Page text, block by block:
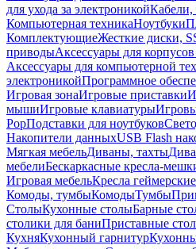
для ухода за электроникойКабели,
Компьютерная техникаНоутбуки
КомплектующиеЖесткие диски,
приводыАксессуары для
Аксессуары для компьютерной
электроникойПрограммное
Игровая зонаИгровые приставки
мышиИгровые клавиатуры
PopПодставки для ноутбуков
Накопители данныхUSB Flash
Мягкая мебельДиваны, тахты
мебелиБескаркасные кресла-
Игровая мебельКресла геймерские
Комоды, тумбыКомодыТумбы
СтолыКухонные столыБарные
столики для баниПриставные
КухняКухонный гарнитур